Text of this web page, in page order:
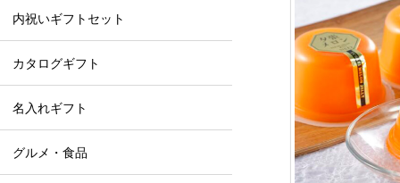
内祝いギフトセット
カタログギフト
名入れギフト
グルメ・食品